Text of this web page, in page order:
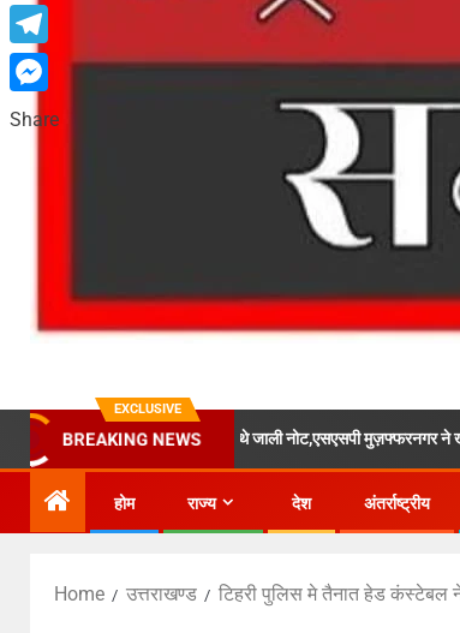
EXCLUSIVE
BREAKING NEWS
के माध्यम से मांगते थे जाली नोट,एसएसपी मुज़फ्फरनगर ने खुलासा करने वाली
होम राज्य देश अंतर्राष्ट्रीय
Home उत्तराखण्ड टिहरी पुलिस मे तैनात हेड कंस्टेबल ने
WhatsApp
Telegram
Messenger
Share